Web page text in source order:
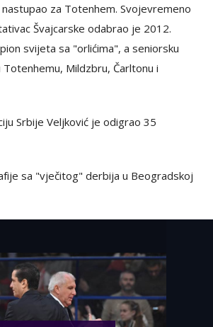
za Totenhem. Svojevremeno
Švajcarske odabrao je 2012.
svijeta sa "orlićima", a seniorsku
Mildzbru, Čarltonu i
Srbije Veljković je odigrao 35
sa "vječitog" derbija u Beogradskoj